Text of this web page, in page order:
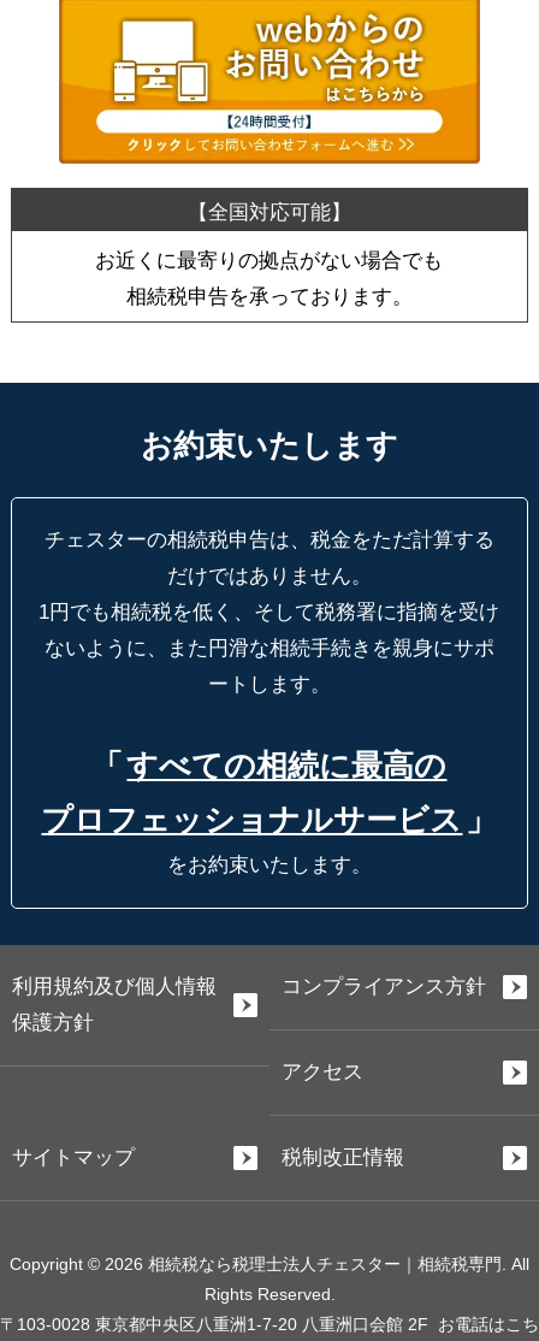
お近くに最寄りの拠点がない場合でも
相続税申告を承っております。
お約束いたします
チェスターの相続税申告は、税金をただ計算する
だけではありません。
1円でも相続税を低く、そして税務署に指摘を受け
ないように、
また円滑な相続手続きを親身にサポ
ートします。
「 すべての相続に最高の
プロフェッショナルサービス 」
をお約束いたします。
利用規約及び個人情報
保護方針
コンプライアンス方針
アクセス
サイトマップ 税制改正情報
Copyright © 2026 相続税なら税理士法人チェスター｜相続税専門. All
Rights Reserved.
〒103-0028 東京都中央区八重洲1-7-20 八重洲口会館 2F お電話はこち